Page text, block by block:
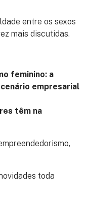
entre os sexos
mais discutidas.
feminino: a
empresarial
têm na
toda